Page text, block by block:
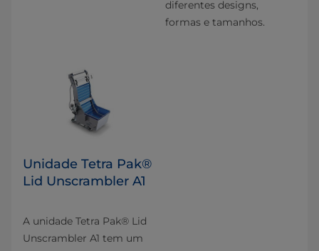
diferentes designs,
formas e tamanhos.
Unidade Tetra Pak®
Lid Unscrambler A1
A unidade Tetra Pak® Lid
Unscrambler A1 tem um